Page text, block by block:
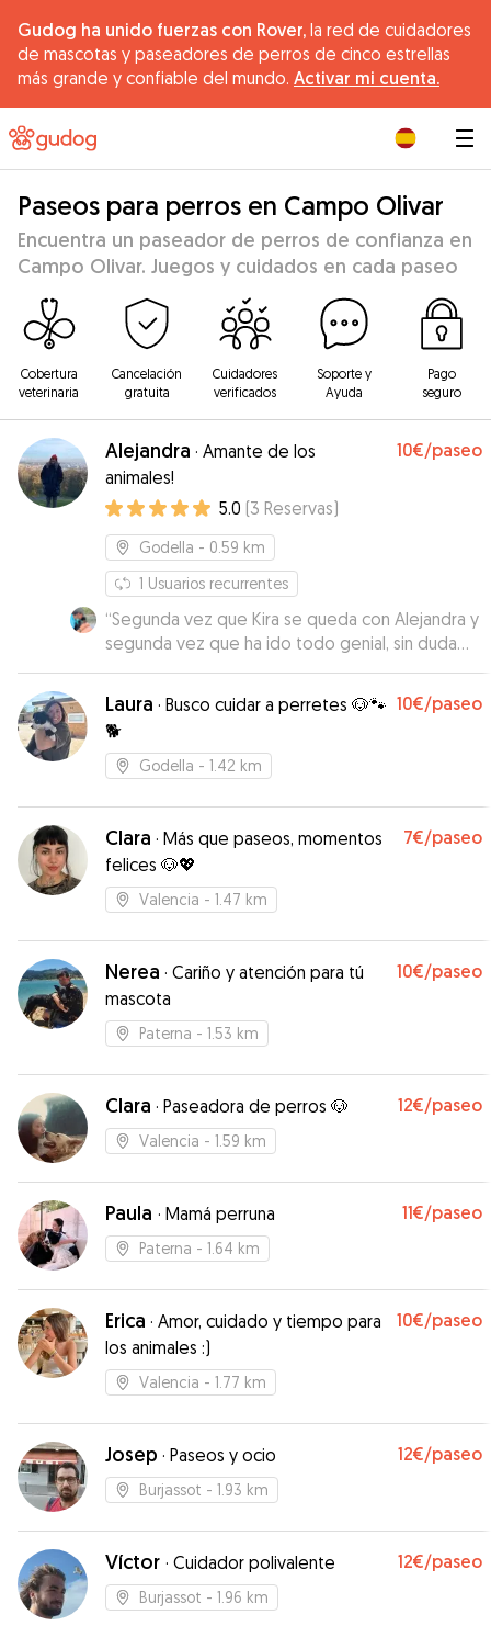
Gudog ha unido fuerzas con Rover, la red de cuidadores
de mascotas y paseadores de perros de cinco estrellas
más grande y confiable del mundo. Activar mi cuenta.
Paseos para perros en Campo Olivar
Encuentra un paseador de perros de confianza en
Campo Olivar. Juegos y cuidados en cada paseo
Cobertura
veterinaria
Cancelación
gratuita
Cuidadores
verificados
Soporte y
Ayuda
Pago
seguro
Alejandra · Amante de los
animales!
10€/paseo
5.0 (3 Reservas)
Godella - 0.59 km
1 Usuarios recurrentes
“Segunda vez que Kira se queda con Alejandra y
segunda vez que ha ido todo genial, sin duda
volveré a contar con ella siempre que tenga
que dejar a Kira. Muchas gracias por todo!!”
Laura · Busco cuidar a perretes 🐶🐾
🐕
10€/paseo
Godella - 1.42 km
Clara · Más que paseos, momentos
felices 🐶💖
7€/paseo
Valencia - 1.47 km
Nerea · Cariño y atención para tú
mascota
10€/paseo
Paterna - 1.53 km
Clara · Paseadora de perros 🐶 12€/paseo
Valencia - 1.59 km
Paula · Mamá perruna 11€/paseo
Paterna - 1.64 km
Erica · Amor, cuidado y tiempo para
los animales :)
10€/paseo
Valencia - 1.77 km
Josep · Paseos y ocio 12€/paseo
Burjassot - 1.93 km
Víctor · Cuidador polivalente 12€/paseo
Burjassot - 1.96 km